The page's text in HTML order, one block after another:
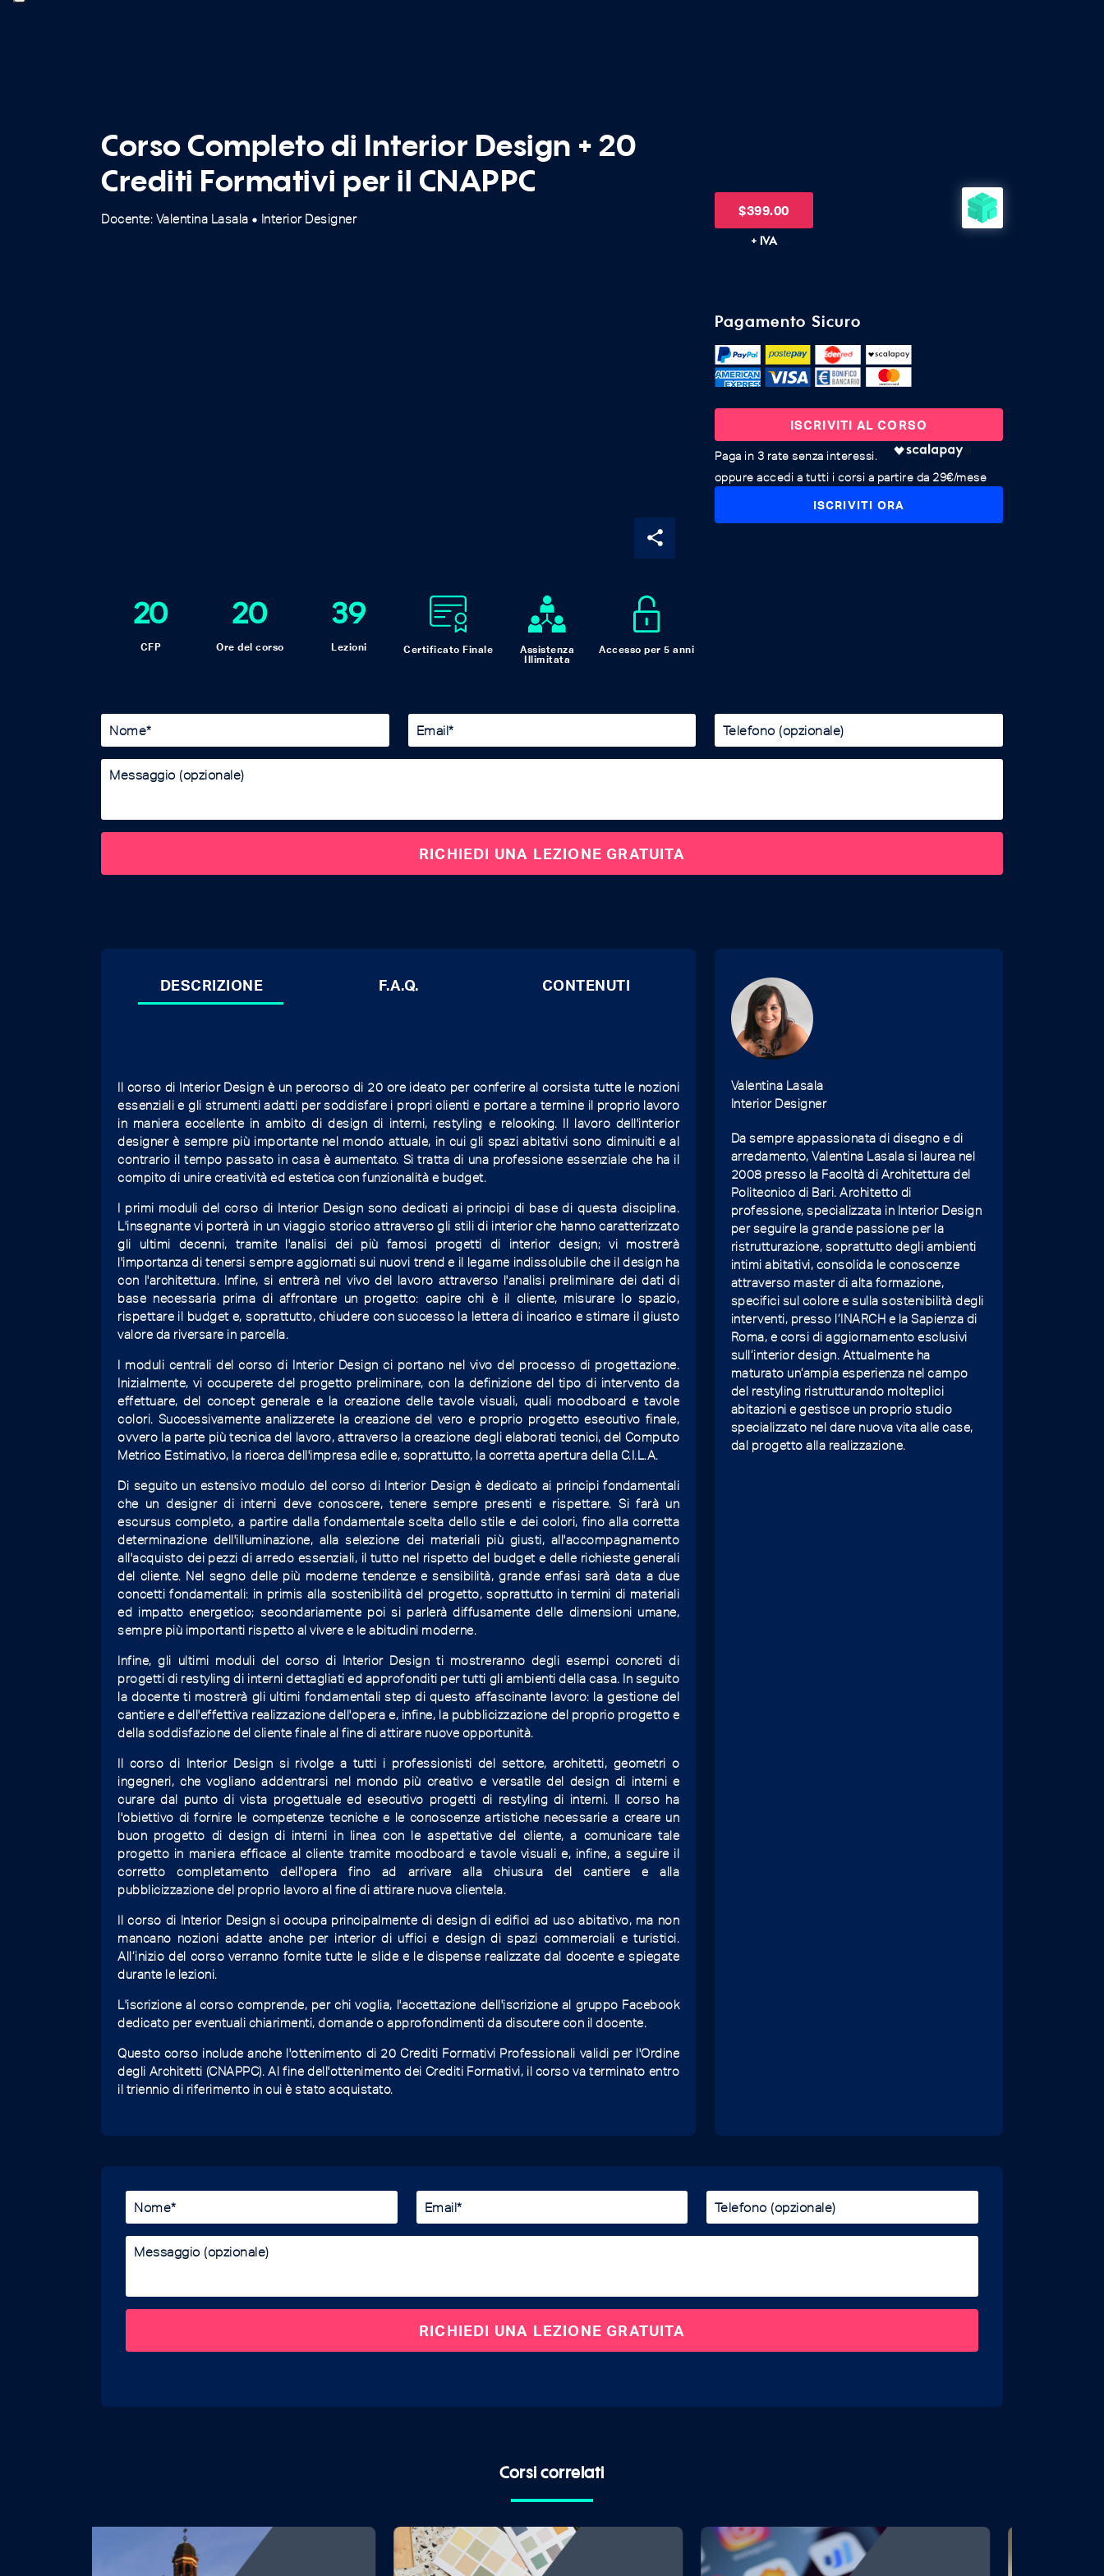
Corso Completo di Interior Design + 20
Crediti Formativi per il CNAPPC
Docente: Valentina Lasala fiber_manual_record Interior Designer
$399.00
+ IVA
share
20
CFP
20
Ore del corso
39
Lezioni Certificato Finale
Assistenza
Illimitata
Accesso per 5 anni
Pagamento Sicuro
ISCRIVITI AL CORSO
oppure accedi a tutti i corsi a partire da 29€/mese
ISCRIVITI ORA
DESCRIZIONE F.A.Q. CONTENUTI
Il corso di Interior Design è un percorso di 20 ore ideato per conferire al corsista tutte le nozioni
essenziali e gli strumenti adatti per soddisfare i propri clienti e portare a termine il proprio lavoro
in maniera eccellente in ambito di design di interni, restyling e relooking. Il lavoro dell'interior
designer è sempre più importante nel mondo attuale, in cui gli spazi abitativi sono diminuiti e al
contrario il tempo passato in casa è aumentato. Si tratta di una professione essenziale che ha il
compito di unire creatività ed estetica con funzionalità e budget.
I primi moduli del corso di Interior Design sono dedicati ai principi di base di questa disciplina.
L'insegnante vi porterà in un viaggio storico attraverso gli stili di interior che hanno caratterizzato
gli ultimi decenni, tramite l'analisi dei più famosi progetti di interior design; vi mostrerà
l'importanza di tenersi sempre aggiornati sui nuovi trend e il legame indissolubile che il design ha
con l'architettura. Infine, si entrerà nel vivo del lavoro attraverso l'analisi preliminare dei dati di
base necessaria prima di affrontare un progetto: capire chi è il cliente, misurare lo spazio,
rispettare il budget e, soprattutto, chiudere con successo la lettera di incarico e stimare il giusto
valore da riversare in parcella.
I moduli centrali del corso di Interior Design ci portano nel vivo del processo di progettazione.
Inizialmente, vi occuperete del progetto preliminare, con la definizione del tipo di intervento da
effettuare, del concept generale e la creazione delle tavole visuali, quali moodboard e tavole
colori. Successivamente analizzerete la creazione del vero e proprio progetto esecutivo finale,
ovvero la parte più tecnica del lavoro, attraverso la creazione degli elaborati tecnici, del Computo
Metrico Estimativo, la ricerca dell'impresa edile e, soprattutto, la corretta apertura della C.I.L.A.
Di seguito un estensivo modulo del corso di Interior Design è dedicato ai principi fondamentali
che un designer di interni deve conoscere, tenere sempre presenti e rispettare. Si farà un
escursus completo, a partire dalla fondamentale scelta dello stile e dei colori, fino alla corretta
determinazione dell'illuminazione, alla selezione dei materiali più giusti, all'accompagnamento
all'acquisto dei pezzi di arredo essenziali, il tutto nel rispetto del budget e delle richieste generali
del cliente. Nel segno delle più moderne tendenze e sensibilità, grande enfasi sarà data a due
concetti fondamentali: in primis alla sostenibilità del progetto, soprattutto in termini di materiali
ed impatto energetico; secondariamente poi si parlerà diffusamente delle dimensioni umane,
sempre più importanti rispetto al vivere e le abitudini moderne.
Infine, gli ultimi moduli del corso di Interior Design ti mostreranno degli esempi concreti di
progetti di restyling di interni dettagliati ed approfonditi per tutti gli ambienti della casa. In seguito
la docente ti mostrerà gli ultimi fondamentali step di questo affascinante lavoro: la gestione del
cantiere e dell'effettiva realizzazione dell'opera e, infine, la pubblicizzazione del proprio progetto e
della soddisfazione del cliente finale al fine di attirare nuove opportunità.
Il corso di Interior Design si rivolge a tutti i professionisti del settore, architetti, geometri o
ingegneri, che vogliano addentrarsi nel mondo più creativo e versatile del design di interni e
curare dal punto di vista progettuale ed esecutivo progetti di restyling di interni. Il corso ha
l'obiettivo di fornire le competenze tecniche e le conoscenze artistiche necessarie a creare un
buon progetto di design di interni in linea con le aspettative del cliente, a comunicare tale
progetto in maniera efficace al cliente tramite moodboard e tavole visuali e, infine, a seguire il
corretto completamento dell'opera fino ad arrivare alla chiusura del cantiere e alla
pubblicizzazione del proprio lavoro al fine di attirare nuova clientela.
Il corso di Interior Design si occupa principalmente di design di edifici ad uso abitativo, ma non
mancano nozioni adatte anche per interior di uffici e design di spazi commerciali e turistici.
All’inizio del corso verranno fornite tutte le slide e le dispense realizzate dal docente e spiegate
durante le lezioni.
L'iscrizione al corso comprende, per chi voglia, l'accettazione dell'iscrizione al gruppo Facebook
dedicato per eventuali chiarimenti, domande o approfondimenti da discutere con il docente.
Questo corso include anche l'ottenimento di 20 Crediti Formativi Professionali validi per l'Ordine
degli Architetti (CNAPPC). Al fine dell'ottenimento dei Crediti Formativi, il corso va terminato entro
il triennio di riferimento in cui è stato acquistato.
Valentina Lasala
Interior Designer
Da sempre appassionata di disegno e di
arredamento, Valentina Lasala si laurea nel
2008 presso la Facoltà di Architettura del
Politecnico di Bari. Architetto di
professione, specializzata in Interior Design
per seguire la grande passione per la
ristrutturazione, soprattutto degli ambienti
intimi abitativi, consolida le conoscenze
attraverso master di alta formazione,
specifici sul colore e sulla sostenibilità degli
interventi, presso l’INARCH e la Sapienza di
Roma, e corsi di aggiornamento esclusivi
sull’interior design. Attualmente ha
maturato un’ampia esperienza nel campo
del restyling ristrutturando molteplici
abitazioni e gestisce un proprio studio
specializzato nel dare nuova vita alle case,
dal progetto alla realizzazione.
Corsi correlati